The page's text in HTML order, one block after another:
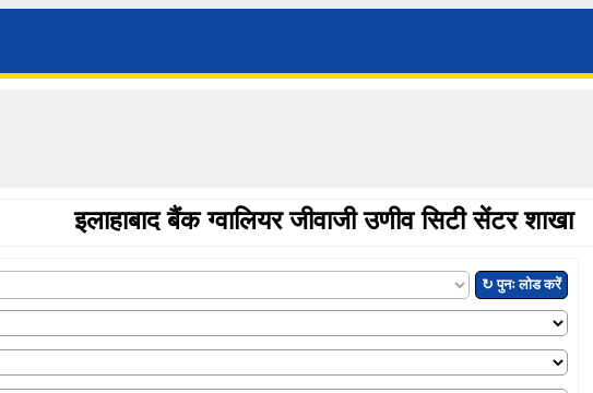
इलाहाबाद बैंक ग्वालियर जीवाजी उणीव सिटी सेंटर शाखा
↻ पुनः लोड करें